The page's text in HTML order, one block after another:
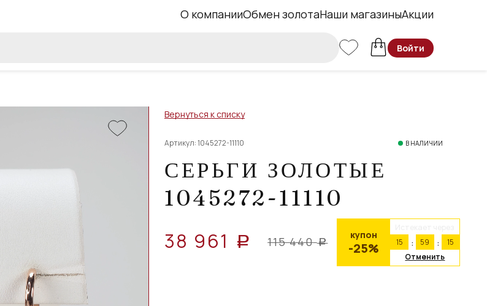
О компанииОбмен золотаНаши магазиныАкции
Войти
Вернуться к списку
Артикул: 1045272-11110 В НАЛИЧИИ
СЕРЬГИ ЗОЛОТЫЕ
1045272-11110
38 961 a 115 440 a
купон
-25%
15
59
14
Отменить